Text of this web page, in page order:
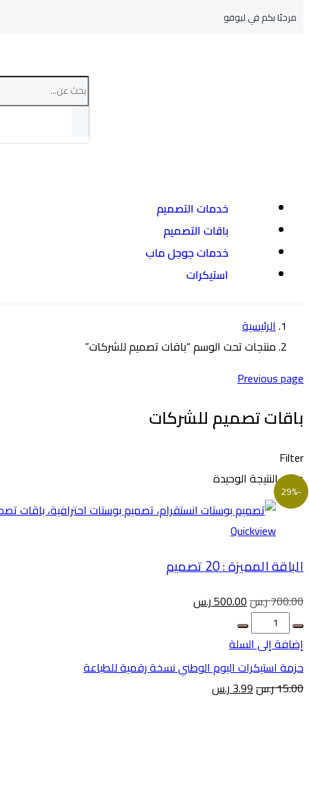
مرحبًا بكم في ليوفو
خدمات التصميم
باقات التصميم
خدمات جوجل ماب
استيكرات
الرئيسية
منتجات تحت الوسم “باقات تصميم للشركات”
Previous page
باقات تصميم للشركات
Filter
عرض النتيجة الوحيدة
-29%
Quickview
الباقة المميزة : 20 تصميم
700.00ر.س500.00ر.س
إضافة إلى السلة
حزمة استيكرات اليوم الوطني نسخة رقمية للطباعة
15.00ر.س3.99ر.س